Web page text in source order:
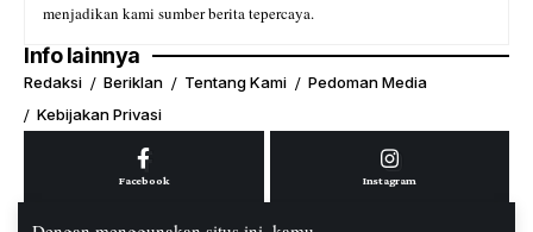
menjadikan kami sumber berita tepercaya.
Info lainnya
Redaksi Beriklan Tentang Kami
Pedoman Media
Kebijakan Privasi
Facebook Instagram